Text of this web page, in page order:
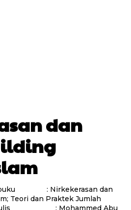
dan
buku : Nirkekerasan dan
Teori dan Praktek Jumlah
: Mohammed Abu